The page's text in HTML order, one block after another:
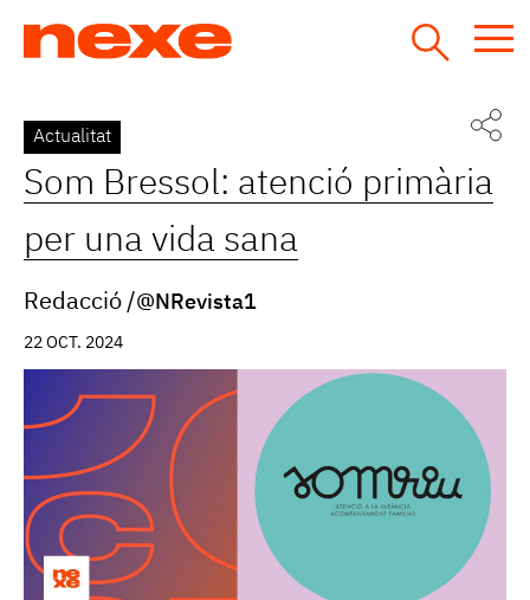
Back
to
top
Actualitat
Som Bressol: atenció primària
per una vida sana
Redacció @NRevista1
22 OCT. 2024